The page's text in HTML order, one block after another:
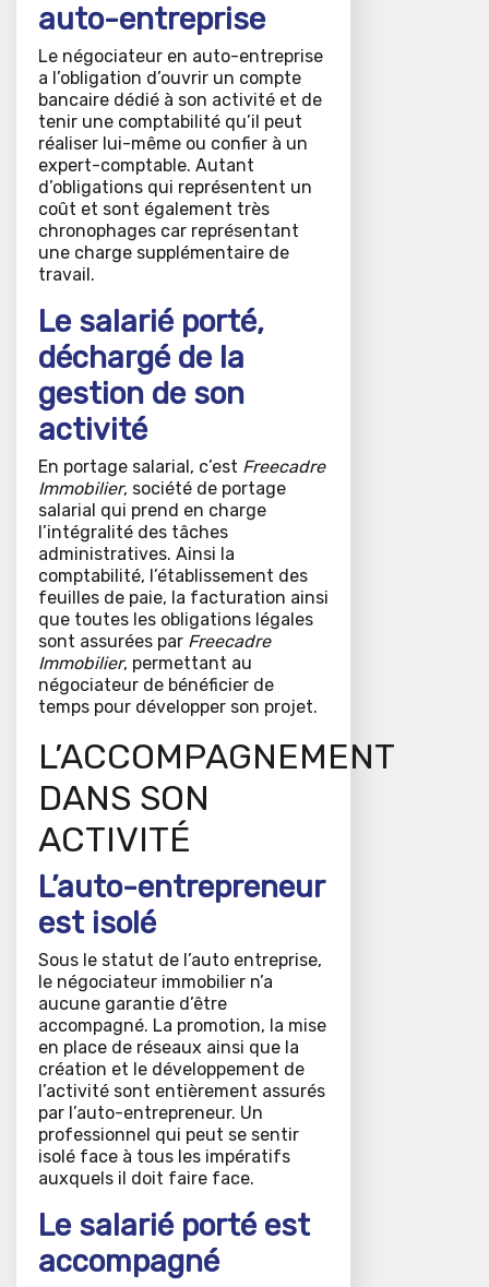
auto-entreprise
Le négociateur en auto-entreprise
a l’obligation d’ouvrir un compte
bancaire dédié à son activité et de
tenir une comptabilité qu’il peut
réaliser lui-même ou confier à un
expert-comptable. Autant
d’obligations qui représentent un
coût et sont également très
chronophages car représentant
une charge supplémentaire de
travail.
Le salarié porté,
déchargé de la
gestion de son
activité
En portage salarial, c’est Freecadre
Immobilier, société de portage
salarial qui prend en charge
l’intégralité des tâches
administratives. Ainsi la
comptabilité, l’établissement des
feuilles de paie, la facturation ainsi
que toutes les obligations légales
sont assurées par Freecadre
Immobilier, permettant au
négociateur de bénéficier de
temps pour développer son projet.
L’ACCOMPAGNEMENT
DANS SON
ACTIVITÉ
L’auto-entrepreneur
est isolé
Sous le statut de l’auto entreprise,
le négociateur immobilier n’a
aucune garantie d’être
accompagné. La promotion, la mise
en place de réseaux ainsi que la
création et le développement de
l’activité sont entièrement assurés
par l’auto-entrepreneur. Un
professionnel qui peut se sentir
isolé face à tous les impératifs
auxquels il doit faire face.
Le salarié porté est
accompagné